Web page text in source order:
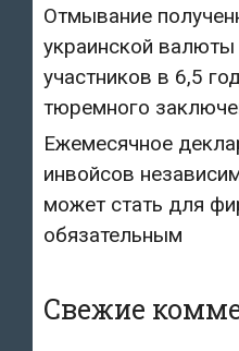
Отмывание
украинской
участников в 6,5
тюремного
Ежемесячное
инвойсов
может стать для
обязательным
Свежие